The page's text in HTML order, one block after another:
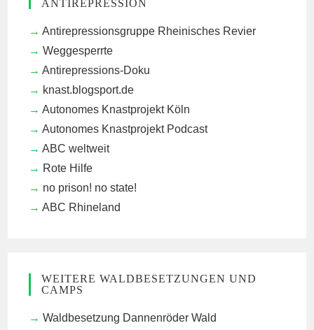
ANTIREPRESSION
Antirepressionsgruppe Rheinisches Revier
Weggesperrte
Antirepressions-Doku
knast.blogsport.de
Autonomes Knastprojekt Köln
Autonomes Knastprojekt Podcast
ABC weltweit
Rote Hilfe
no prison! no state!
ABC Rhineland
WEITERE WALDBESETZUNGEN UND
CAMPS
Waldbesetzung Dannenröder Wald